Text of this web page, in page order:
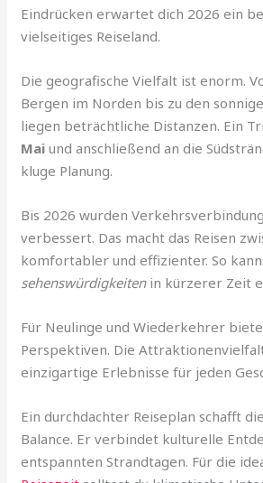
Eindrücken erwartet dich 2026 ein
vielseitiges Reiseland.
Die geografische Vielfalt ist enorm.
Bergen im Norden bis zu den
liegen beträchtliche Distanzen. Ein
Mai und anschließend an die
kluge Planung.
Bis 2026 wurden
verbessert. Das macht das Reisen
komfortabler und effizienter. So
sehenswürdigkeitenin kürzerer Zeit
Für Neulinge und Wiederkehrer
Perspektiven. Die
einzigartige Erlebnisse für jeden
Ein durchdachter Reiseplan schafft
Balance. Er verbindet kulturelle
entspannten Strandtagen. Für die